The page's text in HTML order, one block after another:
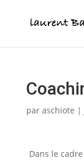
votre QI.
par aschiote |
Dans le